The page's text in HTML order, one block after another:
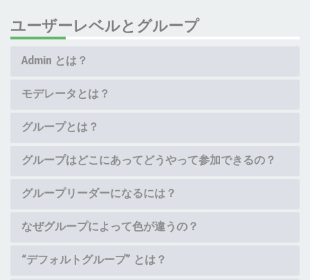
ユーザーレベルとグループ
Admin とは？
モデレータとは？
グループとは？
グループはどこにあってどうやって参加できるの？
グループリーダーになるには？
なぜグループによって色が違うの？
“デフォルトグループ” とは？